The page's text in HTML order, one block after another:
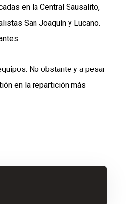
en la Central Sausalito,
San Joaquín y Lucano.
No obstante y a pesar
en la repartición más